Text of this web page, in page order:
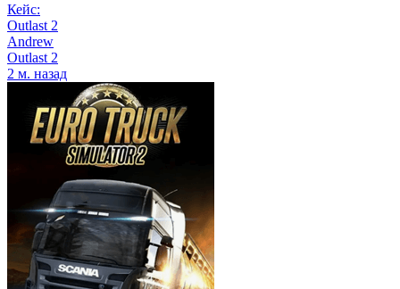
Кейс:
Outlast 2
Andrew
Outlast 2
2 м. назад